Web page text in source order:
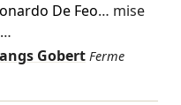
De Feo… mise
…
Gobert Ferme